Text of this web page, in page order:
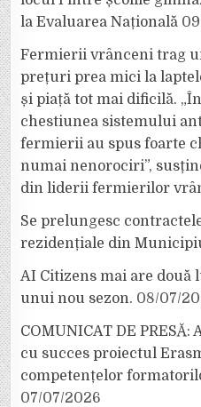
la Evaluarea Națională
Fermierii vrânceni trag
prețuri prea mici la
și piață tot mai dificilă.
chestiunea sistemului
fermierii au spus foarte
numai nenorociri”,
din liderii fermierilor
Se prelungesc
rezidențiale din
AI Citizens mai are două
unui nou sezon. 08/07/
COMUNICAT DE
cu succes proiectul
competențelor
07/07/2026